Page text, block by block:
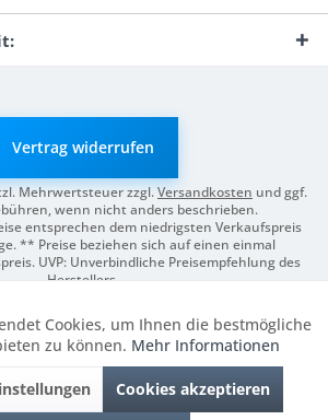
Vertrag widerrufen
Mehrwertsteuer zzgl.Versandkosten und ggf.
wenn nicht anders beschrieben.
entsprechen dem niedrigsten Verkaufspreis
** Preise beziehen sich auf einen einmal
UVP: Unverbindliche Preisempfehlung des
Herstellers.
Aktiv
Inaktiv
Cookies, um Ihnen die bestmögliche
zu können. Mehr Informationen
Cookies akzeptieren